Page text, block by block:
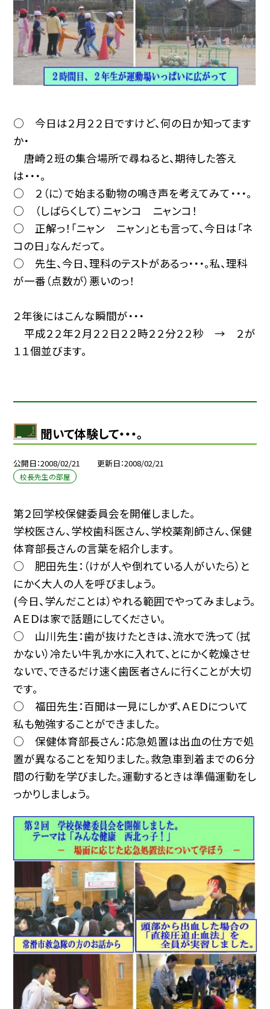
○ 今日は２月２２日ですけど、何の日か知ってます
か・
唐崎２班の集合場所で尋ねると、期待した答え
は・・・。
○ ２（に）で始まる動物の鳴き声を考えてみて・・・。
○ （しばらくして）ニャンコ ニャンコ！
○ 正解っ！「ニャン ニャン」とも言って、今日は「ネ
コの日」なんだって。
○ 先生、今日、理科のテストがあるっ・・・。私、理科
が一番（点数が）悪いのっ！
２年後にはこんな瞬間が・・・
平成２２年２月２２日２２時２２分２２秒 → ２が
１１個並びます。
聞いて体験して・・・。
公開日 2008/02/21 更新日 2008/02/21
校長先生の部屋
第２回学校保健委員会を開催しました。
学校医さん、学校歯科医さん、学校薬剤師さん、保健
体育部長さんの言葉を紹介します。
○ 肥田先生：（けが人や倒れている人がいたら）と
にかく大人の人を呼びましょう。
(今日、学んだことは）やれる範囲でやってみましょう。
ＡＥＤは家で話題にしてください。
○ 山川先生：歯が抜けたときは、流水で洗って（拭
かない）冷たい牛乳か水に入れて、とにかく乾燥させ
ないで、できるだけ速く歯医者さんに行くことが大切
です。
○ 福田先生：百聞は一見にしかず、ＡＥＤについて
私も勉強することができました。
○ 保健体育部長さん：応急処置は出血の仕方で処
置が異なることを知りました。救急車到着までの６分
間の行動を学びました。運動するときは準備運動をし
っかりしましょう。